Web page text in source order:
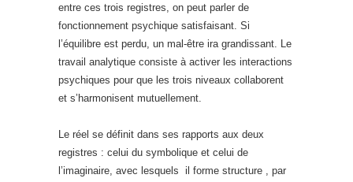
entre ces trois registres, on peut parler de
fonctionnement psychique satisfaisant. Si
l’équilibre est perdu, un mal-être ira grandissant. Le
travail analytique consiste à activer les interactions
psychiques pour que les trois niveaux collaborent
et s’harmonisent mutuellement.
Le réel se définit dans ses rapports aux deux
registres : celui du symbolique et celui de
l’imaginaire, avec lesquels il forme structure , par